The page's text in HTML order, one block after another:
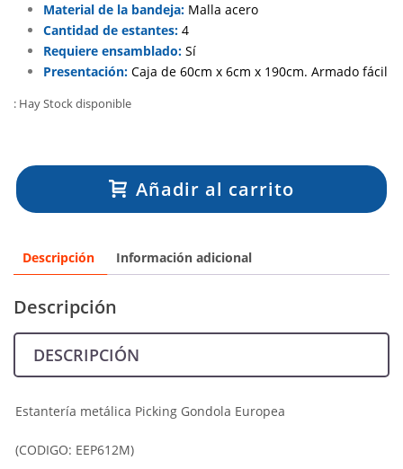
Material de la bandeja:Malla acero
Cantidad de estantes:4
Requiere ensamblado:Sí
Presentación:Caja de 60cm x 6cm x 190cm. Armado fácil
: Hay Stock disponible
Añadir al carrito
Descripción Información adicional
Descripción
DESCRIPCIÓN
Estantería metálica Picking Gondola Europea
(CODIGO: EEP612M)